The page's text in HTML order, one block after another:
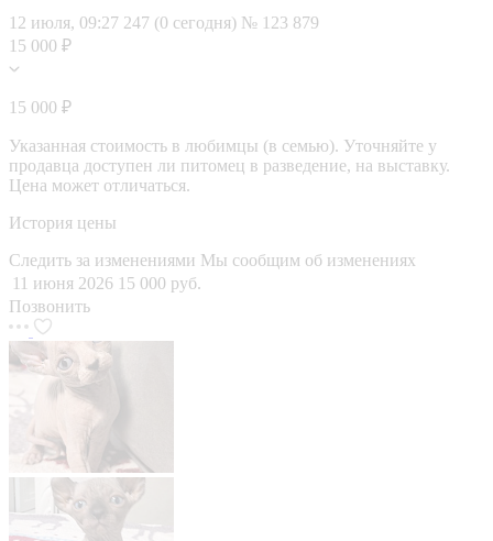
12 июля, 09:27 247 (0 сегодня) № 123 879
15 000 ₽
15 000 ₽
Указанная стоимость в любимцы (в семью). Уточняйте у
продавца доступен ли питомец в разведение, на выставку.
Цена может отличаться.
История цены
Следить за изменениями Мы сообщим об изменениях
11 июня 2026 15 000 руб.
Позвонить